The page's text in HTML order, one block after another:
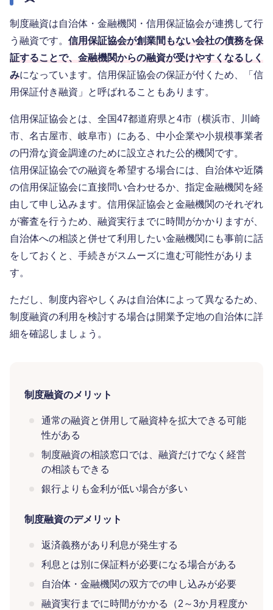
制度融資は自治体・金融機関・信用保証協会が連携して行
う融資です。 信用保証協会が創業間もない会社の債務を保
証することで、金融機関からの融資が受けやすくなるしく
みになっています。信用保証協会の保証が付くため、「信
用保証付き融資」と呼ばれることもあります。
信用保証協会とは、全国47都道府県と4市（横浜市、川崎
市、名古屋市、岐阜市）にある、中小企業や小規模事業者
の円滑な資金調達のために設立された公的機関です。
信用保証協会での融資を希望する場合には、自治体や近隣
の信用保証協会に直接問い合わせるか、指定金融機関を経
由して申し込みます。信用保証協会と金融機関のそれぞれ
が審査を行うため、融資実行までに時間がかかりますが、
自治体への相談と併せて利用したい金融機関にも事前に話
をしておくと、手続きがスムーズに進む可能性がありま
す。
ただし、制度内容やしくみは自治体によって異なるため、
制度融資の利用を検討する場合は開業予定地の自治体に詳
細を確認しましょう。
制度融資のメリット
通常の融資と併用して融資枠を拡大できる可能
性がある
制度融資の相談窓口では、融資だけでなく経営
の相談もできる
銀行よりも金利が低い場合が多い
制度融資のデメリット
返済義務があり利息が発生する
利息とは別に保証料が必要になる場合がある
自治体・金融機関の双方での申し込みが必要
融資実行までに時間がかかる（2～3か月程度か